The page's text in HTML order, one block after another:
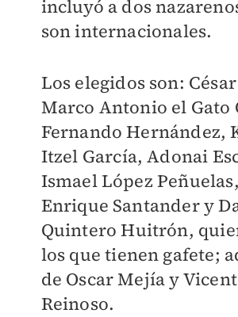
incluyó a dos
son internacionales.
Los elegidos son:
Marco Antonio el Gato
Fernando Hernández,
Itzel García, Adonai
Ismael López
Enrique Santander y
Quintero Huitrón,
los que tienen gafete;
de Oscar Mejía y
Reinoso.